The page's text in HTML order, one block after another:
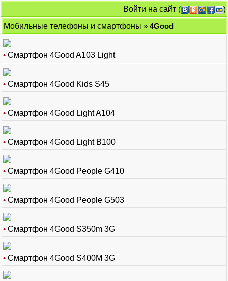
Войти на сайт (
)
Мобильные телефоны и смартфоны » 4Good
• Смартфон 4Good A103 Light
• Смартфон 4Good Kids S45
• Смартфон 4Good Light A104
• Смартфон 4Good Light B100
• Смартфон 4Good People G410
• Смартфон 4Good People G503
• Смартфон 4Good S350m 3G
• Смартфон 4Good S400M 3G